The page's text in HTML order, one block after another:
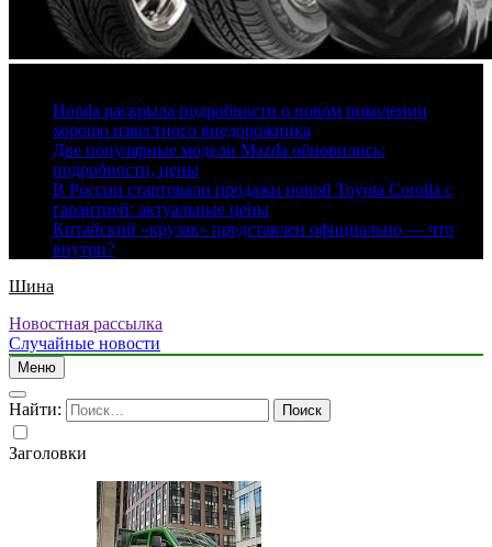
Honda раскрыла подробности о новом поколении
хорошо известного внедорожника
Две популярные модели Mazda обновились:
подробности, цены
В России стартовали продажи новой Toyota Corolla с
гарантией: актуальные цены
Китайский «крузак» представлен официально — что
внутри?
Шина
Новостная рассылка
Случайные новости
Меню
Найти:
Заголовки